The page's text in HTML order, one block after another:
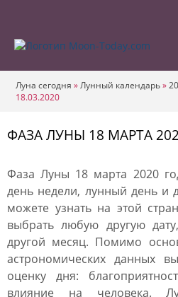
Луна сегодня »Лунный календарь»
18.03.2020
ФАЗА ЛУНЫ 18 МАРТА
Фаза Луны 18 марта 2020
день недели, лунный день
можете узнать на этой
выбрать любую другую
другой месяц. Помимо
астрономических данных
оценку дня:
влияние на человека.